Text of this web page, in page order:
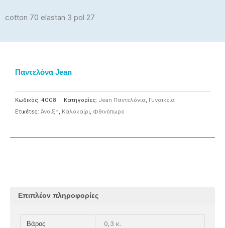
cotton 70 elastan 3 pol 27
Παντελόνα Jean
Κωδικός: 4008 Κατηγορίες: Jean Παντελόνια, Γυναικεία
Ετικέτες: Άνοιξη, Καλοκαίρι, Φθινόπωρο
Επιπλέον πληροφορίες
Βάρος 0,3 κ.